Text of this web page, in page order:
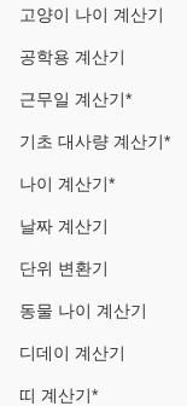
고양이 나이 계산기
공학용 계산기
근무일 계산기*
기초 대사량 계산기*
나이 계산기*
날짜 계산기
단위 변환기
동물 나이 계산기
디데이 계산기
띠 계산기*